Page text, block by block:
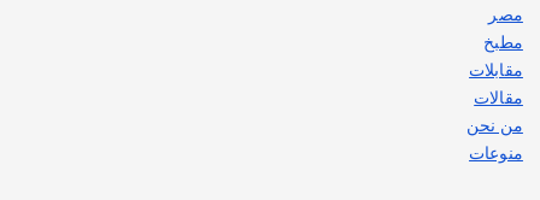
مصر
مطبخ
مقابلات
مقالات
من نحن
منوعات